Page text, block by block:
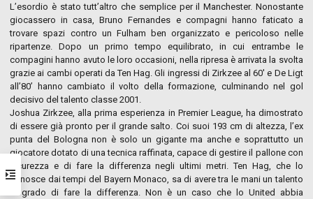
L’esordio è stato tutt’altro che semplice per il Manchester. Nonostante
giocassero in casa, Bruno Fernandes e compagni hanno faticato a
trovare spazi contro un Fulham ben organizzato e pericoloso nelle
ripartenze. Dopo un primo tempo equilibrato, in cui entrambe le
compagini hanno avuto le loro occasioni, nella ripresa è arrivata la svolta
grazie ai cambi operati da Ten Hag. Gli ingressi di Zirkzee al 60′ e De Ligt
all’80’ hanno cambiato il volto della formazione, culminando nel gol
decisivo del talento classe 2001.
Joshua Zirkzee, alla prima esperienza in Premier League, ha dimostrato
di essere già pronto per il grande salto. Coi suoi 193 cm di altezza, l’ex
punta del Bologna non è solo un gigante ma anche e soprattutto un
giocatore dotato di una tecnica raffinata, capace di gestire il pallone con
sicurezza e di fare la differenza negli ultimi metri. Ten Hag, che lo
conosce dai tempi del Bayern Monaco, sa di avere tra le mani un talento
in grado di fare la differenza. Non è un caso che lo United abbia